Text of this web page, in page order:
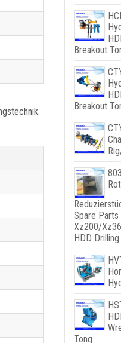
Breakout
Breakout
Spare
Xz200/
HDD
Tong